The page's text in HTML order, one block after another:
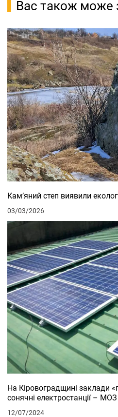
Вас також може
Кам’яний степ виявили
03/03/2026
На Кіровоградщині заклади
сонячні електростанції – МОЗ
12/07/2024